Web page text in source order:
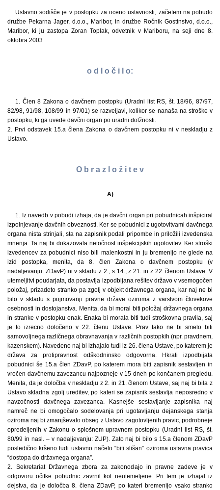
Ustavno sodišče je v postopku za oceno ustavnosti, začetem na pobudo
družbe Pekarna Jager, d.o.o., Maribor, in družbe Ročnik Gostinstvo, d.o.o.,
Maribor, ki ju zastopa Zoran Toplak, odvetnik v Mariboru, na seji dne 8.
oktobra 2003
o d l o č i l o:
1. Člen 8 Zakona o davčnem postopku (Uradni list RS, št. 18/96, 87/97,
82/98, 91/98, 108/99 in 97/01) se razveljavi, kolikor se nanaša na stroške v
postopku, ki ga uvede davčni organ po uradni dolžnosti.
2. Prvi odstavek 15.a člena Zakona o davčnem postopku ni v neskladju z
Ustavo.
O b r a z l o ž i t e v
A)
1. Iz navedb v pobudi izhaja, da je davčni organ pri pobudnicah inšpiciral
izpolnjevanje davčnih obveznosti. Ker se pobudnici z ugotovitvami davčnega
organa nista strinjali, sta na zapisnik podali pripombe in priložili izvedenska
mnenja. Ta naj bi dokazovala netočnost inšpekcijskih ugotovitev. Ker stroški
izvedencev za pobudnici niso bili malenkostni in ju bremenijo ne glede na
izid postopka, menita, da 8. člen Zakona o davčnem postopku (v
nadaljevanju: ZDavP) ni v skladu z 2., s 14., z 21. in z 22. členom Ustave. V
utemeljitvi poudarjata, da postavlja izpodbijana rešitev državo v vsemogočen
položaj, prizadeto stranko pa zgolj v objekt državnega organa, kar naj ne bi
bilo v skladu s pojmovanji pravne države oziroma z varstvom človekove
osebnosti in dostojanstva. Menita, da bi moral biti položaj državnega organa
in stranke v postopku enak. Enaka bi morala biti tudi stroškovna pravila, saj
je to izrecno določeno v 22. členu Ustave. Prav tako ne bi smelo biti
samovoljnega različnega obravnavanja v različnih postopkih (npr. pravdnem,
kazenskem). Navedeno naj bi izhajalo tudi iz 26. člena Ustave, po katerem je
država za protipravnost odškodninsko odgovorna. Hkrati izpodbijata
pobudnici še 15.a člen ZDavP, po katerem mora biti zapisnik sestavljen in
vročen davčnemu zavezancu najpozneje v 15 dneh po končanem pregledu.
Menita, da je določba v neskladju z 2. in 21. členom Ustave, saj naj bi bila z
Ustavo skladna zgolj ureditev, po kateri se zapisnik sestavlja neposredno v
navzočnosti davčnega zavezanca. Kasnejše sestavljanje zapisnika naj
namreč ne bi omogočalo sodelovanja pri ugotavljanju dejanskega stanja
oziroma naj bi zmanjševalo obseg z Ustavo zagotovljenih pravic, podrobneje
opredeljenih v Zakonu o splošnem upravnem postopku (Uradni list RS, št.
80/99 in nasl. – v nadaljevanju: ZUP). Zato naj bi bilo s 15.a členom ZDavP
posledično kršeno tudi ustavno načelo “biti slišan” oziroma ustavna pravica
“dostopa do državnega organa”.
2. Sekretariat Državnega zbora za zakonodajo in pravne zadeve je v
odgovoru očitke pobudnic zavrnil kot neutemeljene. Pri tem je izhajal iz
dejstva, da je določba 8. člena ZDavP, po kateri bremenijo vsako stranko